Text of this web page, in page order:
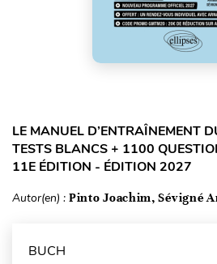
LE MANUEL D’ENTRAÎNEMENT
TESTS BLANCS + 1100
11E ÉDITION - ÉDITION 2027
Autor(en) : Pinto Joachim, Sévigné
BUCH